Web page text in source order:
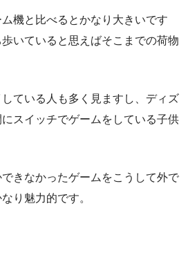
機と比べるとかなり大きいです
いていると思えばそこまでの荷物
ている人も多く見ますし、ディズ
スイッチでゲームをしている子供
きなかったゲームをこうして外で
り魅力的です。